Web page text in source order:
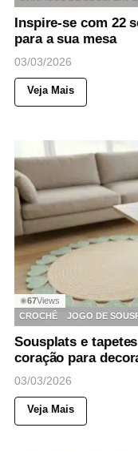
Inspire-se com 22
para a sua mesa
03/03/2026
Veja Mais
◉67Views
CROCHÊ
JOGO DE
Sousplats e
coração para
03/03/2026
Veja Mais